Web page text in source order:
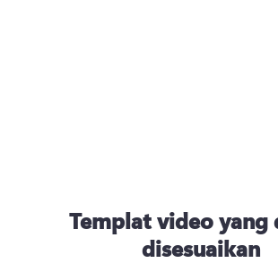
Templat video yang
disesuaikan